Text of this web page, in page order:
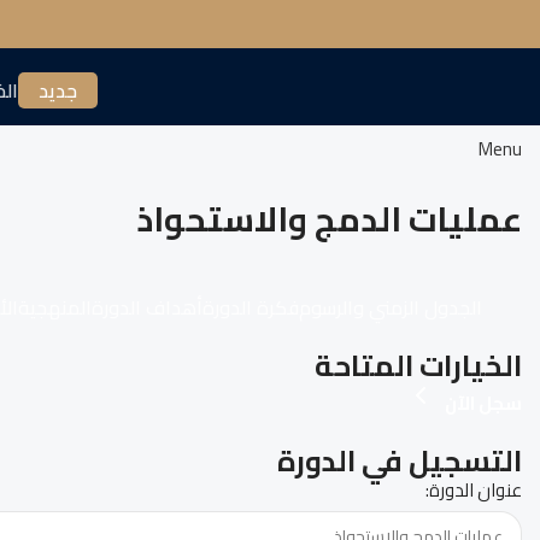
جديد
Menu
عمليات الدمج والاستحواذ
الخيارات المتاحة
التسجيل في الدورة
عنوان الدورة: